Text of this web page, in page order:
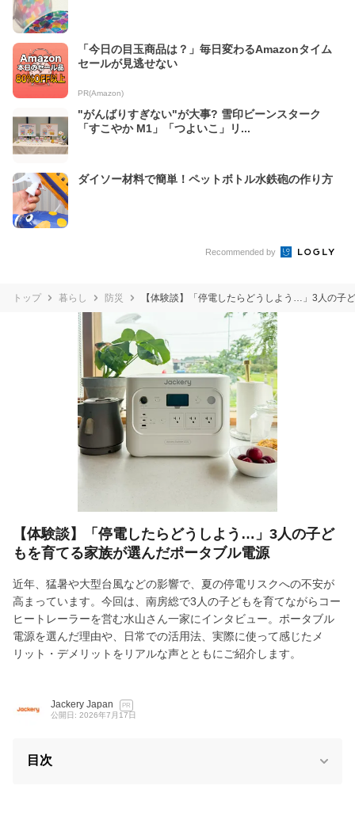
「今日の目玉商品は？」毎日変わるAmazonタイム
セールが見逃せない
PR(Amazon)
"がんばりすぎない"が大事? 雪印ビーンスターク
「すこやか M1」「つよいこ」リ...
ダイソー材料で簡単！ペットボトル水鉄砲の作り方
Recommended by
トップ 暮らし 防災 【体験談】「停電したらどうしよう…」3人の子
【体験談】「停電したらどうしよう…」3人の子ど
もを育てる家族が選んだポータブル電源
近年、猛暑や大型台風などの影響で、夏の停電リスクへの不安が
高まっています。今回は、南房総で3人の子どもを育てながらコー
ヒートレーラーを営む水山さん一家にインタビュー。ポータブル
電源を選んだ理由や、日常での活用法、実際に使って感じたメ
リット・デメリットをリアルな声とともにご紹介します。
Jackery Japan PR
公開日: 2026年7月17日
目次